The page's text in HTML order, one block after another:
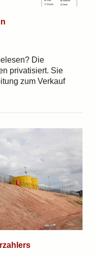
Die
privatisiert. Sie
zum Verkauf